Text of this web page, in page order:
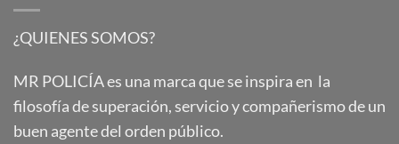
¿QUIENES SOMOS?
MR POLICÍA es una marca que se inspira en la
filosofía de superación, servicio y compañerismo de un
buen agente del orden público.